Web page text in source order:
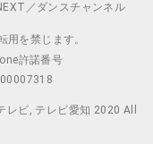
／ダンスチャンネル
用を禁じます。
許諾番号
ビ, テレビ愛知 2020 All